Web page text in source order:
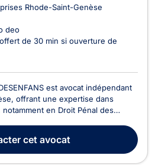
Rhode-Saint-Genèse
deo
de 30 min si ouverture de
est avocat indépendant
offrant une expertise dans
en Droit Pénal des
- Concurrence, Dommage
Civile, Droit de...
cet avocat